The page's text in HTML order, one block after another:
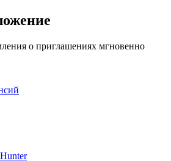
о приглашениях мгновенно